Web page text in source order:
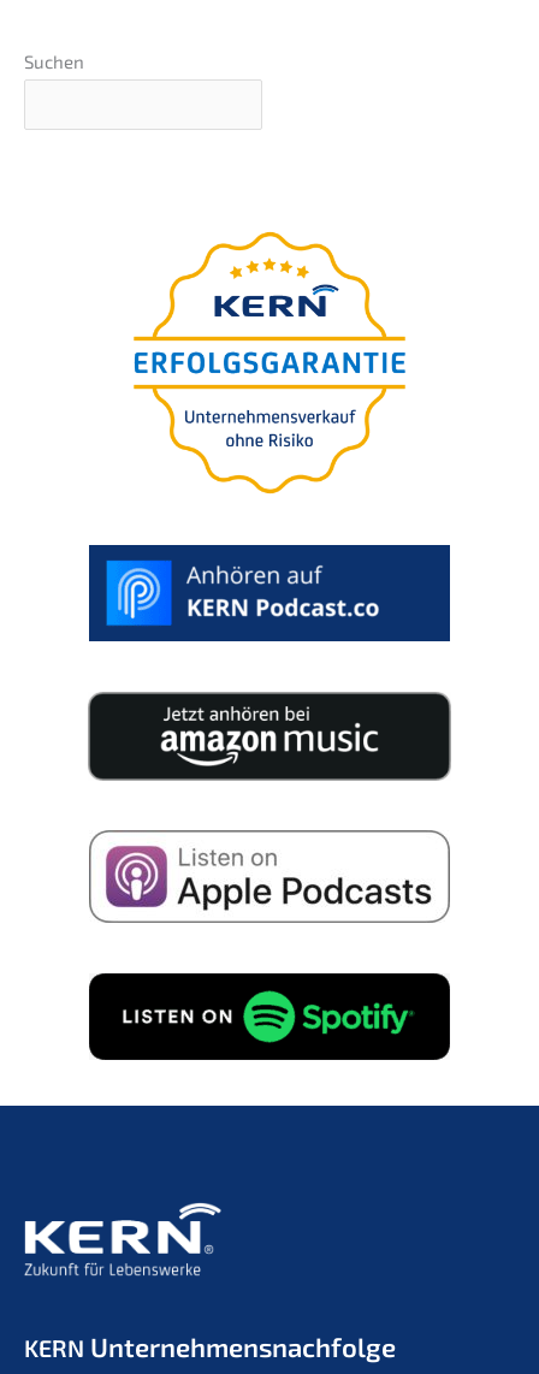
Suchen
Exklusives Expertenwissen aus dem
DUB UNTERNEHMER-Magazin
Kostenloses Whitepaper: 8
Schritte, die Ihr
Unternehmen sichern
KERN Unternehmens­nachfolge